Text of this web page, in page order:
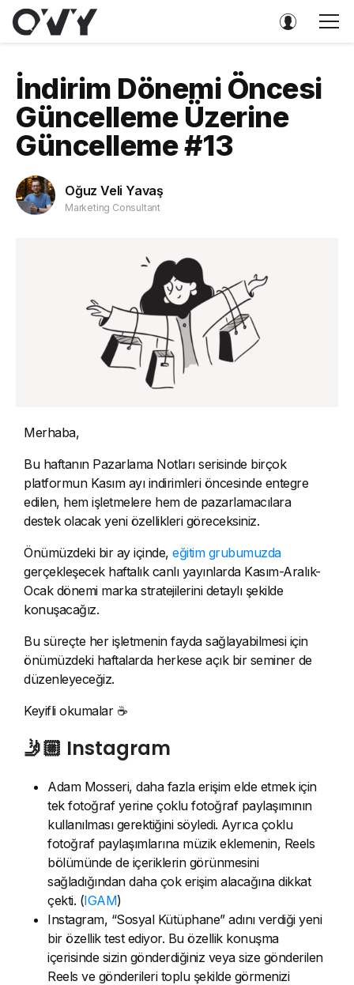
İndirim Dönemi Öncesi
Güncelleme Üzerine
Güncelleme #13
Oğuz Veli Yavaş
Marketing Consultant
Merhaba,
Bu haftanın Pazarlama Notları serisinde birçok
platformun Kasım ayı indirimleri öncesinde entegre
edilen, hem işletmelere hem de pazarlamacılara
destek olacak yeni özellikleri göreceksiniz.
Önümüzdeki bir ay içinde, eğitim grubumuzda
gerçekleşecek haftalık canlı yayınlarda Kasım-Aralık-
Ocak dönemi marka stratejilerini detaylı şekilde
konuşacağız.
Bu süreçte her işletmenin fayda sağlayabilmesi için
önümüzdeki haftalarda herkese açık bir seminer de
düzenleyeceğiz.
Keyifli okumalar ☕️
🤳🏼 Instagram
Adam Mosseri, daha fazla erişim elde etmek için
tek fotoğraf yerine çoklu fotoğraf paylaşımının
kullanılması gerektiğini söyledi. Ayrıca çoklu
fotoğraf paylaşımlarına müzik eklemenin, Reels
bölümünde de içeriklerin görünmesini
sağladığından daha çok erişim alacağına dikkat
çekti. (IGAM)
Instagram, “Sosyal Kütüphane” adını verdiği yeni
bir özellik test ediyor. Bu özellik konuşma
içerisinde sizin gönderdiğiniz veya size gönderilen
Reels ve gönderileri toplu şekilde görmenizi